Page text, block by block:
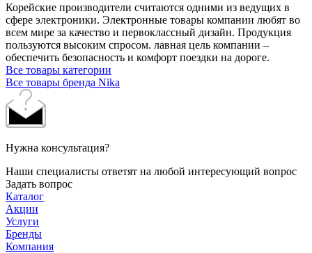
Корейские производители считаются одними из ведущих в
сфере электроники. Электронные товары компании любят во
всем мире за качество и первоклассный дизайн. Продукция
пользуются высоким спросом. лавная цель компании –
обеспечить безопасность и комфорт поездки на дороге.
Все товары категории
Все товары бренда Nika
Нужна консультация?
Наши специалисты ответят на любой интересующий вопрос
Задать вопрос
Каталог
Акции
Услуги
Бренды
Компания